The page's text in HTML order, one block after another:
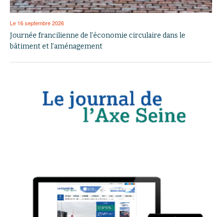
Le 16 septembre 2026
Journée francilienne de l’économie circulaire dans le
bâtiment et l’aménagement